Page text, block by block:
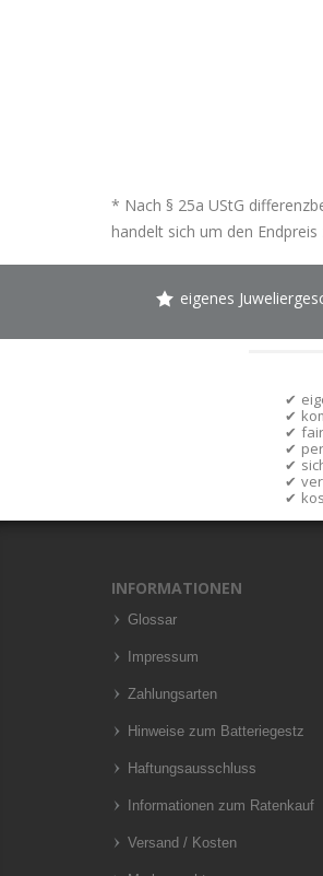
* Nach § 25a UStG
handelt sich um den Endpreis
eigenes
INFORMATIONEN
Glossar
Impressum
Zahlungsarten
Hinweise zum Batteriegestz
Haftungsausschluss
Informationen zum Ratenkauf
Versand / Kosten